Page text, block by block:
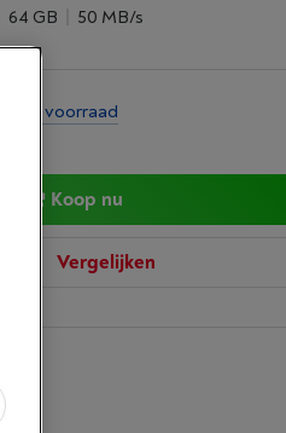
64 GB 50 MB/s
Bekijk voorraad
Koop nu
Vergelijken